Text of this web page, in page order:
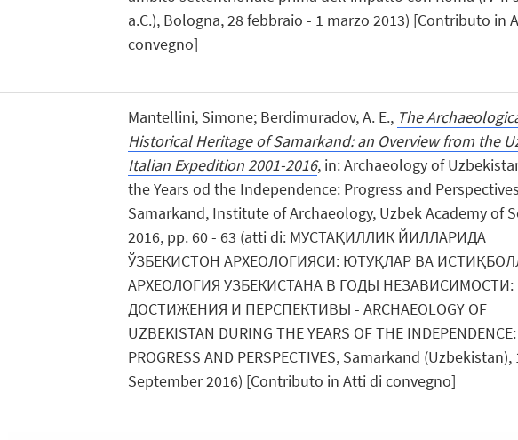
a.C.), Bologna, 28 febbraio - 1 marzo 2013) [Contributo in
convegno]
Mantellini, Simone; Berdimuradov, A. E., The
Historical Heritage of Samarkand: an Overview from the
Italian Expedition 2001-2016, in: Archaeology of
the Years od the Independence: Progress and
Samarkand, Institute of Archaeology, Uzbek Academy of
2016, pp. 60 - 63 (atti di: МУСТАҚИЛЛИК ЙИЛЛАРИДА
ЎЗБЕКИСТОН АРХЕОЛОГИЯСИ: ЮТУҚЛАР ВА
АРХЕОЛОГИЯ УЗБЕКИСТАНА В ГОДЫ НЕЗАВИСИМОСТИ:
ДОСТИЖЕНИЯ И ПЕРСПЕКТИВЫ - ARCHAEOLOGY OF
UZBEKISTAN DURING THE YEARS OF THE INDEPENDENCE:
PROGRESS AND PERSPECTIVES, Samarkand (Uzbekistan),
September 2016) [Contributo in Atti di convegno]